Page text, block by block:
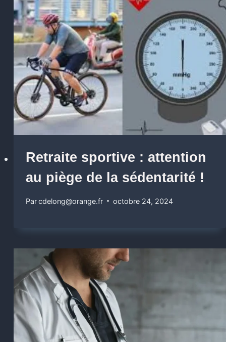
Retraite sportive : attention
au piège de la sédentarité !
Parcdelong@orange.fr octobre 24, 2024